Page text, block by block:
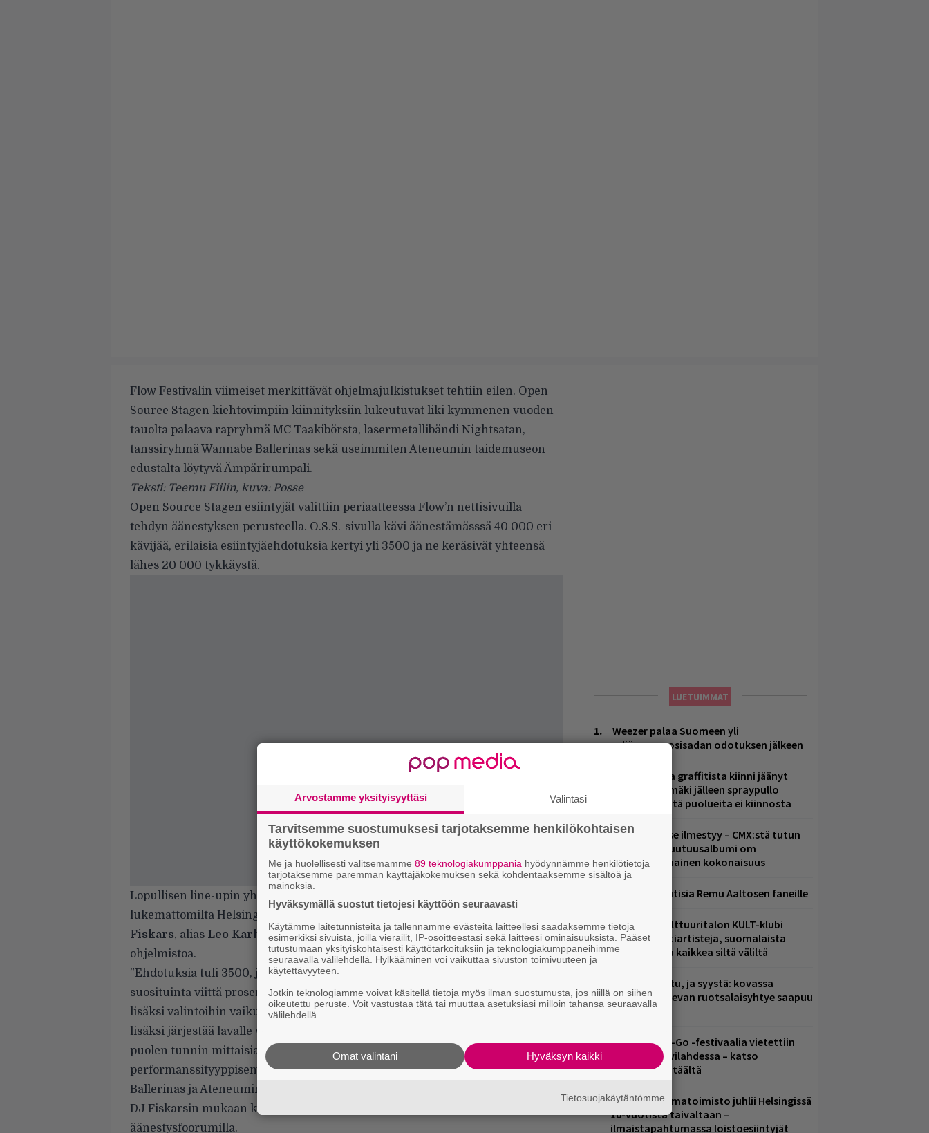
Flow Festivalin viimeiset merkittävät ohjelmajulkistukset tehtiin eilen. Open
Source Stagen kiehtovimpiin kiinnityksiin lukeutuvat liki kymmenen vuoden
tauolta palaava rapryhmä MC Taakibörsta, lasermetallibändi Nightsatan,
tanssiryhmäWannabe Ballerinas sekä useimmiten Ateneumin taidemuseon
edustalta löytyvä Ämpärirumpali.
Teksti: Teemu Fiilin, kuva: Posse
Open Source Stagen esiintyjät valittiin periaatteessa Flow’n nettisivuilla
tehdyn äänestyksen perusteella. O.S.S.-sivulla kävi äänestämässsä 40 000 eri
kävijää, erilaisia esiintyjäehdotuksia kertyi yli 3500 ja ne keräsivät yhteensä
lähes 20 000 tykkäystä.
Lopullisen line-upin yhdessä Flow’n kanssa kokosivat sponsori Heineken ja
lukemattomilta Helsingin klubeilta sekä myös Top Billin -kollektiivista tuttu
Fiskars, alias Leo Karhunen. Mies kertoi Rumballe, millaista oli koota
ohjelmistoa.
”Ehdotuksia tuli 3500, ja ohjelmistoa tehdessä tarkasteltiin suunnilleen
suosituinta viittä prosenttia, eli pelivaraa oli aika mukavasti. Äänimäärän
lisäksi valintoihin vaikutti myös omaperäisyys – haluttiin peruskeikkojen
lisäksi järjestää lavalle vähän erikoisempia juttuja. Soittoajat on kuitenkin noin
puolen tunnin mittaisia rypistyksiä päälavan roudaustauoilla, joten vähän
performanssityyppisemmätkin jutut toimivat, kuten vaikkapa Wannabe
Ballerinas ja Ateneumin Ämpärirumpali”, kertoo Karhunen.
DJ Fiskarsin mukaan kansa osasi käyttäytyä yllättävänkin rauhallisesti
äänestysfoorumilla.
LUETUIMMAT
Weezer palaa Suomeen yli
neljännesvuosisadan odotuksen jälkeen
Laittomasta graffitista kiinni jäänyt
Paavo Arhinmäki jälleen spraypullo
kädessä – näitä puolueita ei kiinnosta
Huomenna se ilmestyy – CMX:stä tutun
A.W. Yrjänän uutuusalbumi om
mammuttimainen kokonaisuus
Mainioita uutisia Remu Aaltosen faneille
Helsingin Kulttuuritalon KULT-klubi
tarjoaa kulttiartisteja, suomalaista
osaamista ja kaikkea siltä väliltä
Kent mainittu, ja syystä: kovassa
nosteessa olevan ruotsalaisyhtye saapuu
Suomeen
Jytäkesä Go-Go -festivaalia vietettiin
Helsingin Suvilahdessa – katso
kuvagalleria täältä
Mainio ohjelmatoimisto juhlii Helsingissä
10-vuotista taivaltaan –
ilmaistapahtumassa loistoesiintyjät
Arvostamme yksityisyyttäsi Valintasi
Tarvitsemme suostumuksesi tarjotaksemme henkilökohtaisen
käyttökokemuksen
Me ja huolellisesti valitsemamme 89 teknologiakumppania hyödynnämme henkilötietoja
tarjotaksemme paremman käyttäjäkokemuksen sekä kohdentaaksemme sisältöä ja
mainoksia.
Hyväksymällä suostut tietojesi käyttöön seuraavasti
Käytämme laitetunnisteita ja tallennamme evästeitä laitteellesi saadaksemme tietoja
esimerkiksi sivuista, joilla vierailit, IP-osoitteestasi sekä laitteesi ominaisuuksista. Pääset
tutustumaan yksityiskohtaisesti käyttötarkoituksiin ja teknologiakumppaneihimme
seuraavalla välilehdellä. Hylkääminen voi vaikuttaa sivuston toimivuuteen ja
käytettävyyteen.
Jotkin teknologiamme voivat käsitellä tietoja myös ilman suostumusta, jos niillä on siihen
oikeutettu peruste. Voit vastustaa tätä tai muuttaa asetuksiasi milloin tahansa seuraavalla
välilehdellä.
Hyväksyn kaikki
Omat valintani
Tietosuojakäytäntömme